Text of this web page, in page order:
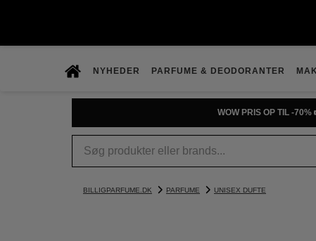
NYHEDER PARFUME & DEODORANTER
WOW PRIS OP TIL -70%
BILLIGPARFUME.DK PARFUME UNISEX DUFTE